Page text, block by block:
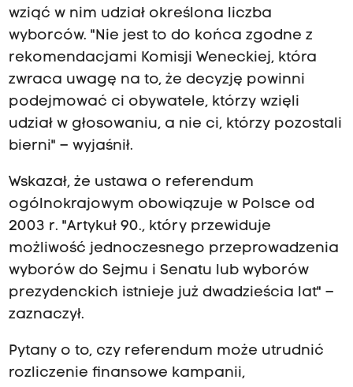
wziąć w nim udział określona liczba
wyborców. "Nie jest to do końca zgodne z
rekomendacjami Komisji Weneckiej, która
zwraca uwagę na to, że decyzję powinni
podejmować ci obywatele, którzy wzięli
udział w głosowaniu, a nie ci, którzy pozostali
bierni" – wyjaśnił.
Wskazał, że ustawa o referendum
ogólnokrajowym obowiązuje w Polsce od
2003 r. "Artykuł 90., który przewiduje
możliwość jednoczesnego przeprowadzenia
wyborów do Sejmu i Senatu lub wyborów
prezydenckich istnieje już dwadzieścia lat" –
zaznaczył.
Pytany o to, czy referendum może utrudnić
rozliczenie finansowe kampanii,